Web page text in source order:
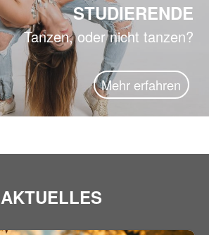
STUDIERENDE
Tanzen, oder nicht tanzen?
Mehr erfahren
AKTUELLES